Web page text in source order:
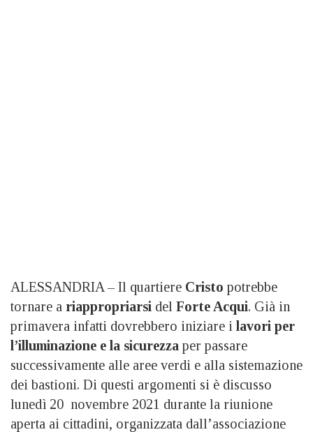
ALESSANDRIA – Il quartiere Cristo potrebbe
tornare a riappropriarsi del Forte Acqui. Già in
primavera infatti dovrebbero iniziare i lavori per
l’illuminazione e la sicurezza per passare
successivamente alle aree verdi e alla sistemazione
dei bastioni. Di questi argomenti si è discusso
lunedì 20 novembre 2021 durante la riunione
aperta ai cittadini, organizzata dall’associazione